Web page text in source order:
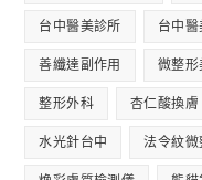
台中醫美診所 台中
善纖達副作用 微整形
整形外科 杏仁酸換膚
水光針台中 法令紋微